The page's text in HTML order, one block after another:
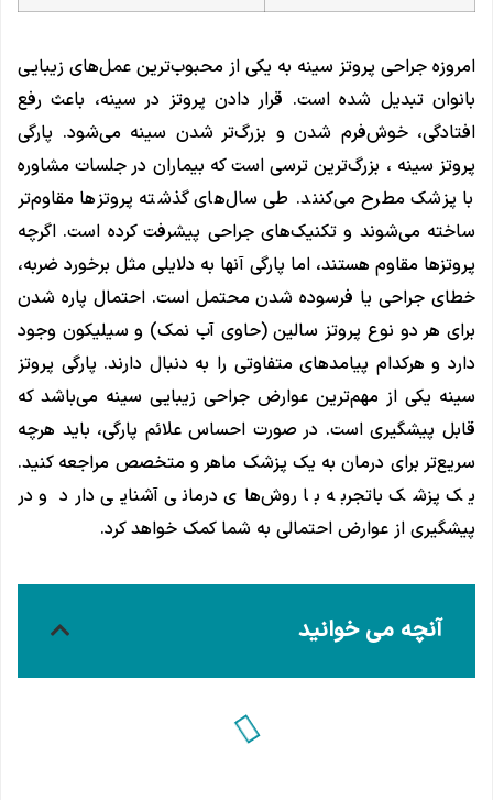
امروزه جراحی پروتز سینه به یکی از محبوب‌ترین عمل‌های زیبایی
بانوان تبدیل شده است. قرار دادن پروتز در سینه، باعث رفع
افتادگی، خوش‌فرم شدن و بزرگ‌تر شدن سینه می‌شود. پارگی
پروتز سینه ، بزرگ‌ترین ترسی است که بیماران در جلسات مشاوره
با پزشک مطرح می‌کنند. طی سال‌های گذشته پروتزها مقاوم‌تر
ساخته می‌شوند و تکنیک‌های جراحی پیشرفت کرده است. اگرچه
پروتزها مقاوم هستند، اما پارگی آنها به دلایلی مثل برخورد ضربه،
خطای جراحی یا فرسوده شدن محتمل است. احتمال پاره شدن
برای هر دو نوع پروتز سالین (حاوی آب نمک) و سیلیکون وجود
دارد و هرکدام پیامد‌های متفاوتی را به دنبال دارند. پارگی پروتز
سینه یکی از مهم‌ترین عوارض جراحی زیبایی سینه‌ می‌باشد که
قابل پیشگیری است. در صورت احساس علائم پارگی، باید هرچه
سریع‌تر برای درمان به یک پزشک ماهر و متخصص مراجعه کنید.
یک پزشک باتجربه با روش‌های درمانی آشنایی دارد و در
پیشگیری از عوارض احتمالی به شما کمک خواهد کرد.
آنچه می خوانید